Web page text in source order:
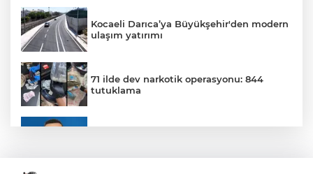
Kocaeli Darıca’ya Büyükşehir'den modern
ulaşım yatırımı
71 ilde dev narkotik operasyonu: 844
tutuklama